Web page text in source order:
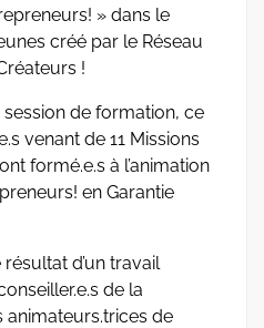
» dans le
créé par le Réseau
!
de formation, ce
venant de 11 Missions
formé.e.s à l’animation
en Garantie
d’un travail
de la
animateurs.trices de